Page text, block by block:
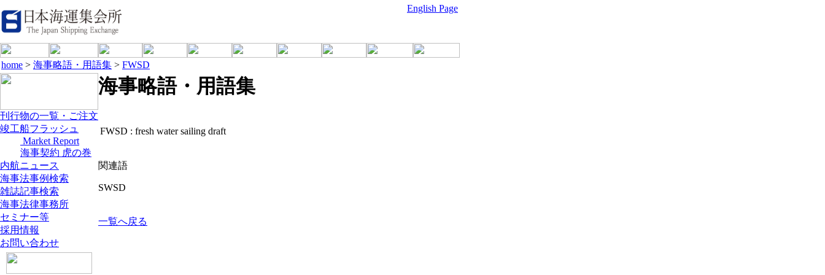
English Page
home > 海事略語・用語集 > FWSD
刊行物の一覧・ご注文
竣工船フラッシュ
Market Report
海事契約 虎の巻
内航ニュース
海事法事例検索
雑誌記事検索
海事法律事務所
セミナー等
採用情報
お問い合わせ
海事略語・用語集
FWSD : fresh water sailing draft
関連語
SWSD
一覧へ戻る